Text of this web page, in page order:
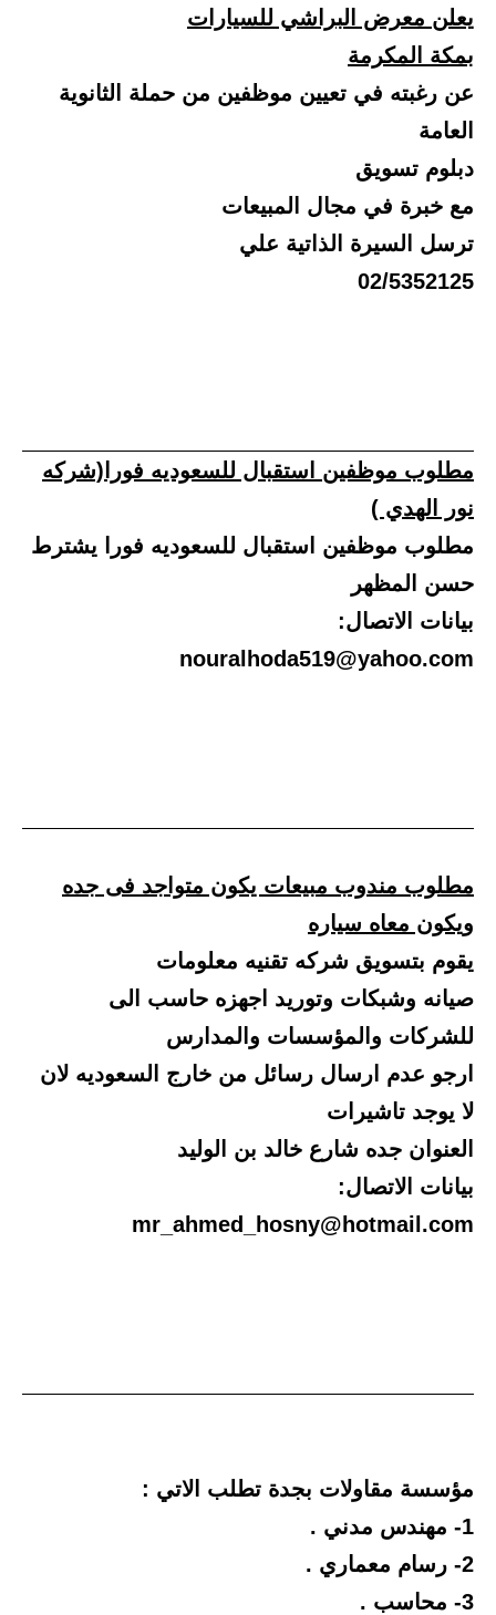
يعلن معرض البراشي للسيارات
بمكة المكرمة
عن رغبته في تعيين موظفين من حملة الثانوية
العامة
دبلوم تسويق
مع خبرة في مجال المبيعات
ترسل السيرة الذاتية علي
02/5352125
مطلوب موظفين استقبال للسعوديه فورا(شركه
نور الهدي )
مطلوب موظفين استقبال للسعوديه فورا يشترط
حسن المظهر
بيانات الاتصال:
nouralhoda519@yahoo.com
مطلوب مندوب مبيعات يكون متواجد فى جده
ويكون معاه سياره
يقوم بتسويق شركه تقنيه معلومات
صيانه وشبكات وتوريد اجهزه حاسب الى
للشركات والمؤسسات والمدارس
ارجو عدم ارسال رسائل من خارج السعوديه لان
لا يوجد تاشيرات
العنوان جده شارع خالد بن الوليد
بيانات الاتصال:
mr_ahmed_hosny@hotmail.com
مؤسسة مقاولات بجدة تطلب الاتي :
1- مهندس مدني .
2- رسام معماري .
3- محاسب .